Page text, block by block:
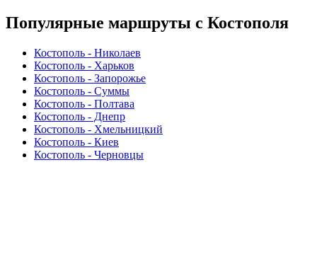
Популярные маршруты с Костополя
Костополь - Николаев
Костополь - Харьков
Костополь - Запорожье
Костополь - Суммы
Костополь - Полтава
Костополь - Днепр
Костополь - Хмельницкий
Костополь - Киев
Костополь - Черновцы